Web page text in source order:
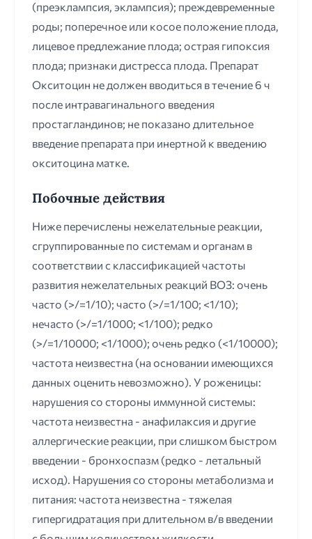
(преэклампсия, эклампсия); преждевременные
роды; поперечное или косое положение плода,
лицевое предлежание плода; острая гипоксия
плода; признаки дистресса плода. Препарат
Окситоцин не должен вводиться в течение 6 ч
после интравагинального введения
простагландинов; не показано длительное
введение препарата при инертной к введению
окситоцина матке.
Побочные действия
Ниже перечислены нежелательные реакции,
сгруппированные по системам и органам в
соответствии с классификацией частоты
развития нежелательных реакций ВОЗ: очень
часто (>/=1/10); часто (>/=1/100; <1/10);
нечасто (>/=1/1000; <1/100); редко
(>/=1/10000; <1/1000); очень редко (<1/10000);
частота неизвестна (на основании имеющихся
данных оценить невозможно). У роженицы:
нарушения со стороны иммунной системы:
частота неизвестна - анафилаксия и другие
аллергические реакции, при слишком быстром
введении - бронхоспазм (редко - летальный
исход). Нарушения со стороны метаболизма и
питания: частота неизвестна - тяжелая
гипергидратация при длительном в/в введении